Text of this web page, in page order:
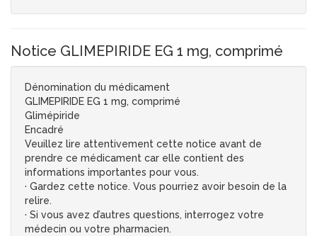
Notice GLIMEPIRIDE EG 1 mg, comprimé
Dénomination du médicament
GLIMEPIRIDE EG 1 mg, comprimé
Glimépiride
Encadré
Veuillez lire attentivement cette notice avant de
prendre ce médicament car elle contient des
informations importantes pour vous.
· Gardez cette notice. Vous pourriez avoir besoin de la
relire.
· Si vous avez d’autres questions, interrogez votre
médecin ou votre pharmacien.